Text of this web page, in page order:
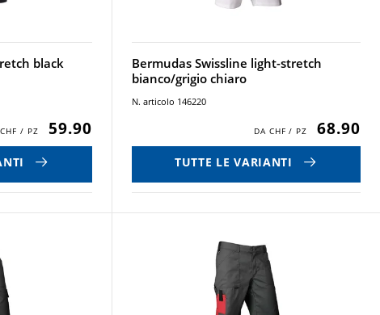
black
59.90
Bermudas Swissline light-stretch
bianco/grigio chiaro
N. articolo 146220
68.90
TUTTE LE VARIANTI